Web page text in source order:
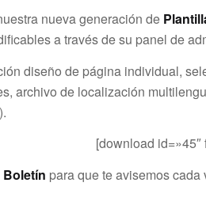
nueva generación de
a través de su panel de
diseño de página individual,
archivo de localización
[download id=»45″
Boletín para que te avisemos